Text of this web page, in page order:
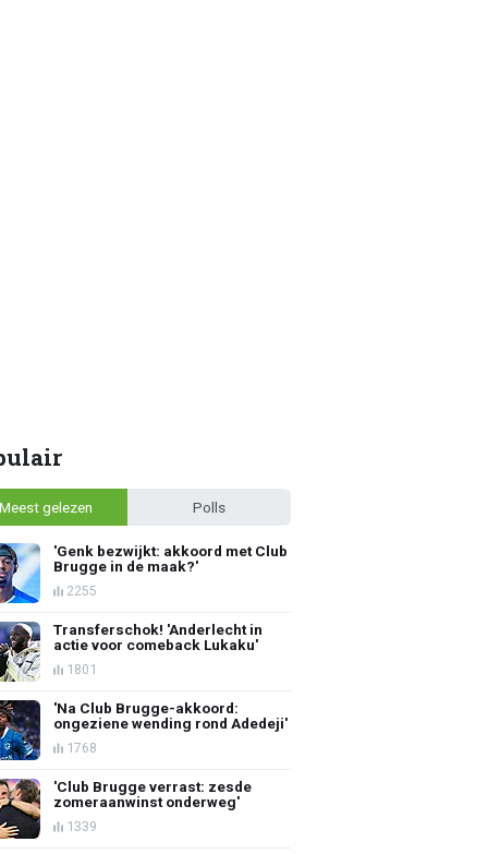
gelezen Polls
'Genk bezwijkt: akkoord met Club
Brugge in de maak?'
2255
Transferschok! 'Anderlecht in
actie voor comeback Lukaku'
1801
'Na Club Brugge-akkoord:
ongeziene wending rond Adedeji'
1768
'Club Brugge verrast: zesde
zomeraanwinst onderweg'
1339